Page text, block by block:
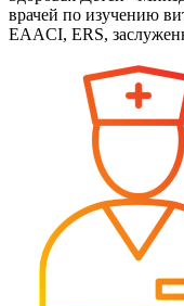
врачей по изучению
EAACI, ERS,